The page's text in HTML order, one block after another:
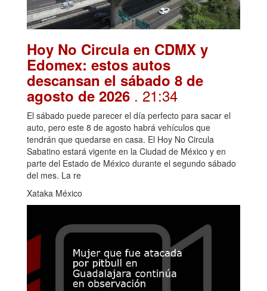
Hoy No Circula en CDMX y
Edomex: estos autos
descansan el sábado 8 de
agosto de 2026 . 21:34
El sábado puede parecer el día perfecto para sacar el
auto, pero este 8 de agosto habrá vehículos que
tendrán que quedarse en casa. El Hoy No Circula
Sabatino estará vigente en la Ciudad de México y en
parte del Estado de México durante el segundo sábado
del mes. La re
Xataka México